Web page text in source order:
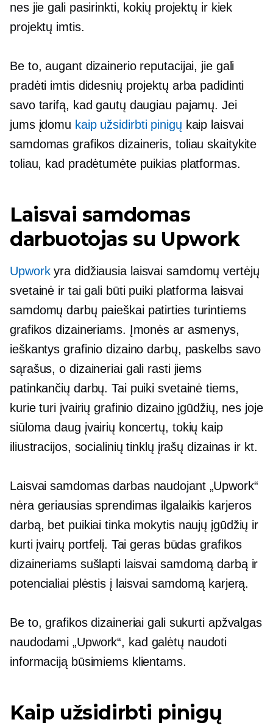
nes jie gali pasirinkti, kokių projektų ir kiek
projektų imtis.
Be to, augant dizainerio reputacijai, jie gali
pradėti imtis didesnių projektų arba padidinti
savo tarifą, kad gautų daugiau pajamų. Jei
jums įdomu kaip užsidirbti pinigų kaip laisvai
samdomas grafikos dizaineris, toliau skaitykite
toliau, kad pradėtumėte puikias platformas.
Laisvai samdomas
darbuotojas su Upwork
Upworkyra didžiausia laisvai samdomų vertėjų
svetainė ir tai gali būti puiki platforma laisvai
samdomų darbų paieškai patirties turintiems
grafikos dizaineriams. Įmonės ar asmenys,
ieškantys grafinio dizaino darbų, paskelbs savo
sąrašus, o dizaineriai gali rasti jiems
patinkančių darbų. Tai puiki svetainė tiems,
kurie turi įvairių grafinio dizaino įgūdžių, nes joje
siūloma daug įvairių koncertų, tokių kaip
iliustracijos, socialinių tinklų įrašų dizainas ir kt.
Laisvai samdomas darbas naudojant „Upwork“
nėra geriausias sprendimas ilgalaikis karjeros
darbą, bet puikiai tinka mokytis naujų įgūdžių ir
kurti įvairų portfelį. Tai geras būdas grafikos
dizaineriams sušlapti laisvai samdomą darbą ir
potencialiai plėstis į laisvai samdomą karjerą.
Be to, grafikos dizaineriai gali sukurti apžvalgas
naudodami „Upwork“, kad galėtų naudoti
informaciją būsimiems klientams.
Kaip užsidirbti pinigų